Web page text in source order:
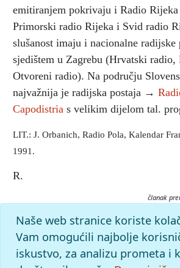
emitiranjem pokrivaju i Radio
Primorski radio Rijeka i Svid radio
slušanost imaju i nacionalne radijske
sjedištem u Zagrebu (Hrvatski radio,
Otvoreni radio). Na području
najvažnija je radijska postaja →
Capodistria s velikim dijelom tal.
LIT.: J. Orbanich, Radio Pola, Kalendar
1991.
R.
članak
Citiranje:
Istarska enciklopedija
Leksikografski zavod Miroslav Krleža,
9.8.2026. <https://istra.lzmk.hr/clanak/
Naše web stranice koriste
Vam omogućili najbolje
iskustvo, za analizu prometa i